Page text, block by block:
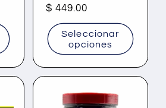
Precio
habitual
$ 449.00
Seleccionar
opciones